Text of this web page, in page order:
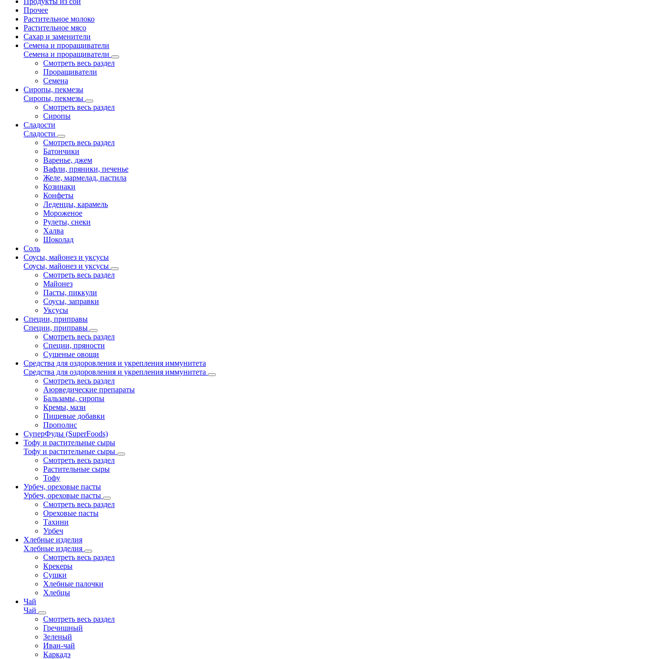
Прочее
Растительное молоко
Растительное мясо
Сахар и заменители
Семена и проращиватели
Семена и проращиватели
Смотреть весь раздел
Проращиватели
Семена
Сиропы, пекмезы
Сиропы, пекмезы
Смотреть весь раздел
Сиропы
Сладости
Сладости
Смотреть весь раздел
Батончики
Варенье, джем
Вафли, пряники, печенье
Желе, мармелад, пастила
Козинаки
Конфеты
Леденцы, карамель
Мороженое
Рулеты, снеки
Халва
Шоколад
Соль
Соусы, майонез и уксусы
Соусы, майонез и уксусы
Смотреть весь раздел
Майонез
Пасты, пиккули
Соусы, заправки
Уксусы
Специи, приправы
Специи, приправы
Смотреть весь раздел
Специи, пряности
Сушеные овощи
Средства для оздоровления и укрепления иммунитета
Средства для оздоровления и укрепления иммунитета
Смотреть весь раздел
Аюрведические препараты
Бальзамы, сиропы
Кремы, мази
Пищевые добавки
Прополис
СуперФуды (SuperFoods)
Тофу и растительные сыры
Тофу и растительные сыры
Смотреть весь раздел
Растительные сыры
Тофу
Урбеч, ореховые пасты
Урбеч, ореховые пасты
Смотреть весь раздел
Ореховые пасты
Тахини
Урбеч
Хлебные изделия
Хлебные изделия
Смотреть весь раздел
Крекеры
Сушки
Хлебные палочки
Хлебцы
Чай
Чай
Смотреть весь раздел
Гречишный
Зеленый
Иван-чай
Каркадэ